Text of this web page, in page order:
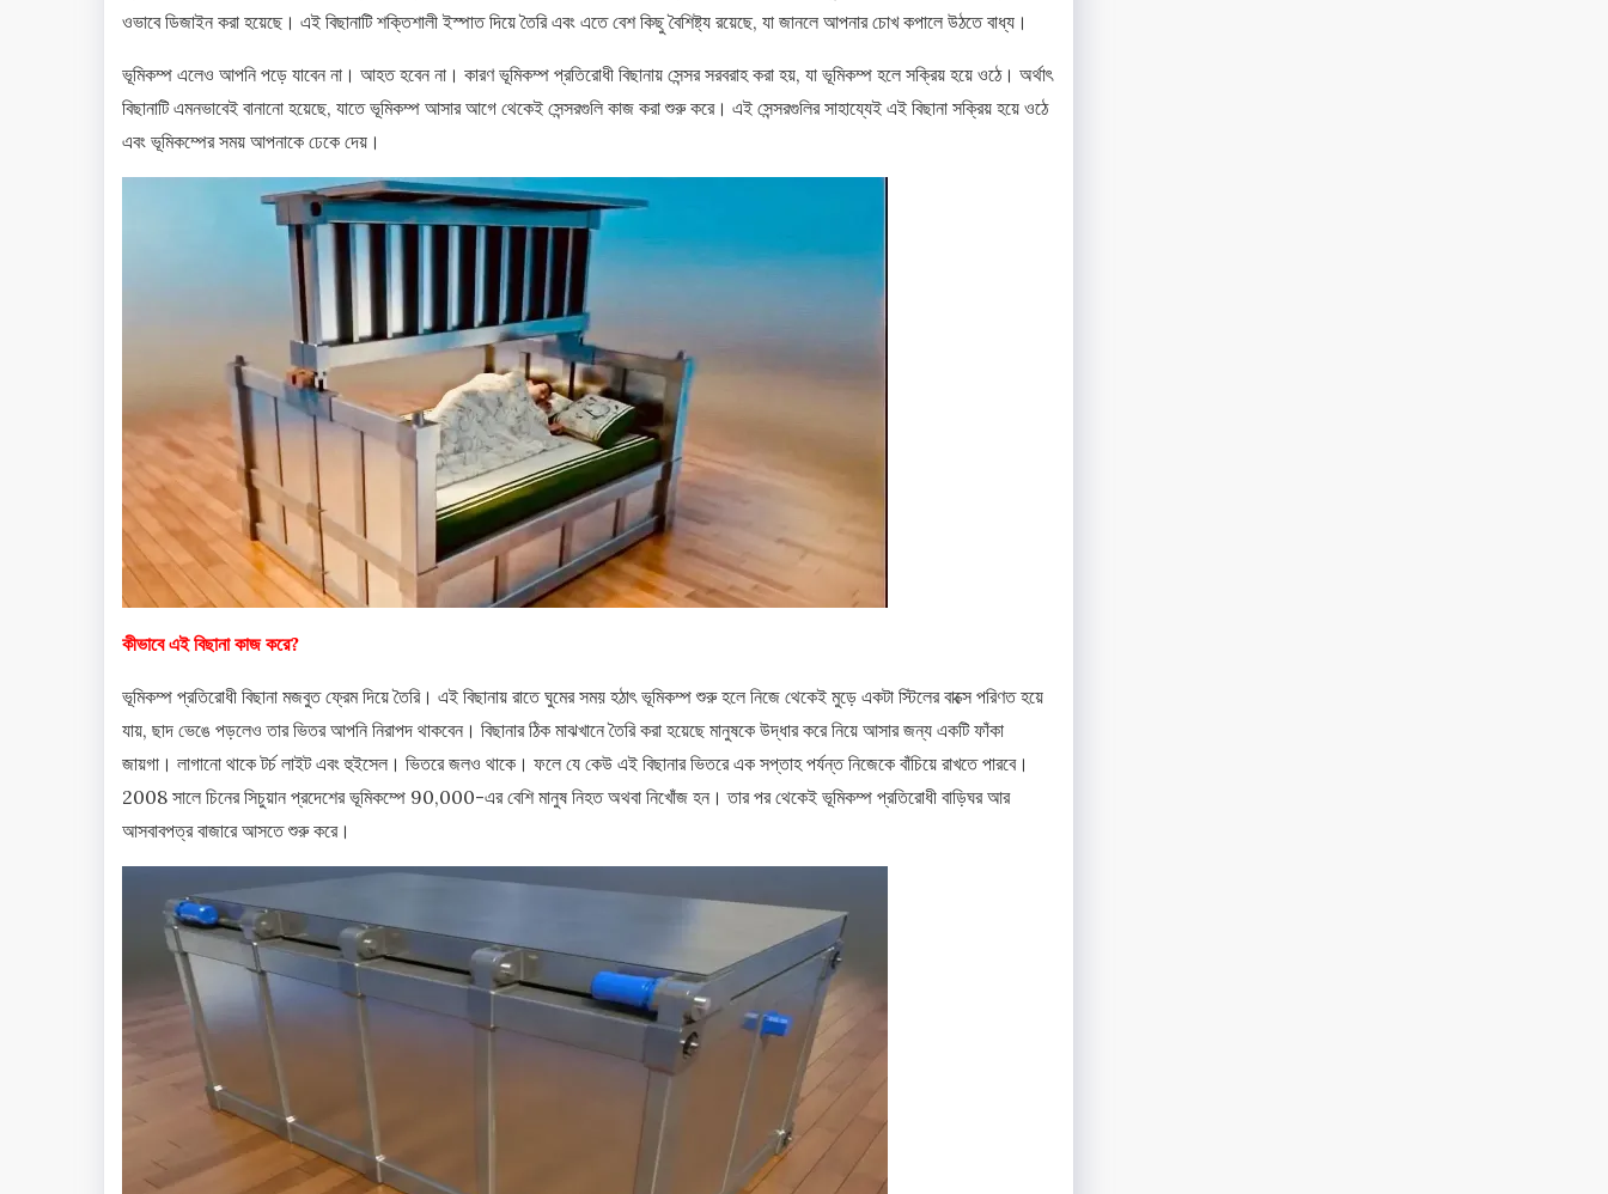
ওভাবে ডিজাইন করা হয়েছে। এই বিছানাটি শক্তিশালী ইস্পাত দিয়ে তৈরি এবং এতে বেশ কিছু বৈশিষ্ট্য রয়েছে, যা জানলে আপনার চোখ কপালে উঠতে বাধ্য।
ভূমিকম্প এলেও আপনি পড়ে যাবেন না। আহত হবেন না। কারণ ভূমিকম্প প্রতিরোধী বিছানায় সেন্সর সরবরাহ করা হয়, যা ভূমিকম্প হলে সক্রিয় হয়ে ওঠে। অর্থাৎ
বিছানাটি এমনভাবেই বানানো হয়েছে, যাতে ভূমিকম্প আসার আগে থেকেই সেন্সরগুলি কাজ করা শুরু করে। এই সেন্সরগুলির সাহায্যেই এই বিছানা সক্রিয় হয়ে ওঠে
এবং ভূমিকম্পের সময় আপনাকে ঢেকে দেয়।
কীভাবে এই বিছানা কাজ করে?
ভূমিকম্প প্রতিরোধী বিছানা মজবুত ফ্রেম দিয়ে তৈরি। এই বিছানায় রাতে ঘুমের সময় হঠাৎ ভূমিকম্প শুরু হলে নিজে থেকেই মুড়ে একটা স্টিলের বাক্সে পরিণত হয়ে
যায়, ছাদ ভেঙে পড়লেও তার ভিতর আপনি নিরাপদ থাকবেন। বিছানার ঠিক মাঝখানে তৈরি করা হয়েছে মানুষকে উদ্ধার করে নিয়ে আসার জন্য একটি ফাঁকা
জায়গা। লাগানো থাকে টর্চ লাইট এবং হুইসেল। ভিতরে জলও থাকে। ফলে যে কেউ এই বিছানার ভিতরে এক সপ্তাহ পর্যন্ত নিজেকে বাঁচিয়ে রাখতে পারবে।
2008 সালে চিনের সিচুয়ান প্রদেশের ভূমিকম্পে 90,000-এর বেশি মানুষ নিহত অথবা নিখোঁজ হন। তার পর থেকেই ভূমিকম্প প্রতিরোধী বাড়িঘর আর
আসবাবপত্র বাজারে আসতে শুরু করে।